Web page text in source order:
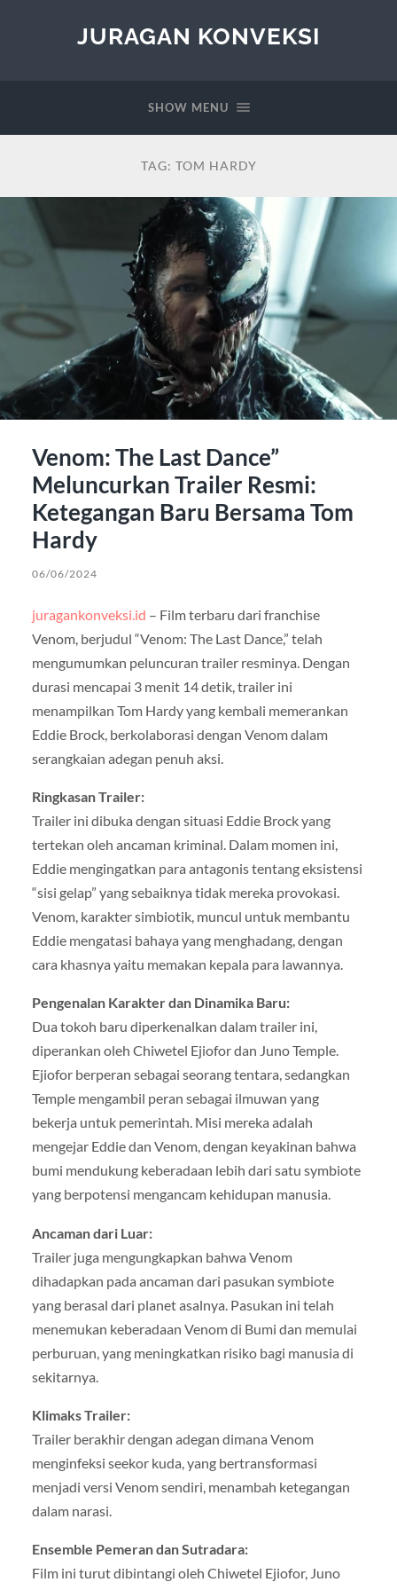
JURAGAN KONVEKSI
SHOW MENU
TAG: TOM HARDY
Venom: The Last Dance”
Meluncurkan Trailer Resmi:
Ketegangan Baru Bersama Tom
Hardy
06/06/2024
juragankonveksi.id – Film terbaru dari franchise
Venom, berjudul “Venom: The Last Dance,” telah
mengumumkan peluncuran trailer resminya. Dengan
durasi mencapai 3 menit 14 detik, trailer ini
menampilkan Tom Hardy yang kembali memerankan
Eddie Brock, berkolaborasi dengan Venom dalam
serangkaian adegan penuh aksi.
Ringkasan Trailer:
Trailer ini dibuka dengan situasi Eddie Brock yang
tertekan oleh ancaman kriminal. Dalam momen ini,
Eddie mengingatkan para antagonis tentang eksistensi
“sisi gelap” yang sebaiknya tidak mereka provokasi.
Venom, karakter simbiotik, muncul untuk membantu
Eddie mengatasi bahaya yang menghadang, dengan
cara khasnya yaitu memakan kepala para lawannya.
Pengenalan Karakter dan Dinamika Baru:
Dua tokoh baru diperkenalkan dalam trailer ini,
diperankan oleh Chiwetel Ejiofor dan Juno Temple.
Ejiofor berperan sebagai seorang tentara, sedangkan
Temple mengambil peran sebagai ilmuwan yang
bekerja untuk pemerintah. Misi mereka adalah
mengejar Eddie dan Venom, dengan keyakinan bahwa
bumi mendukung keberadaan lebih dari satu symbiote
yang berpotensi mengancam kehidupan manusia.
Ancaman dari Luar:
Trailer juga mengungkapkan bahwa Venom
dihadapkan pada ancaman dari pasukan symbiote
yang berasal dari planet asalnya. Pasukan ini telah
menemukan keberadaan Venom di Bumi dan memulai
perburuan, yang meningkatkan risiko bagi manusia di
sekitarnya.
Klimaks Trailer:
Trailer berakhir dengan adegan dimana Venom
menginfeksi seekor kuda, yang bertransformasi
menjadi versi Venom sendiri, menambah ketegangan
dalam narasi.
Ensemble Pemeran dan Sutradara:
Film ini turut dibintangi oleh Chiwetel Ejiofor, Juno